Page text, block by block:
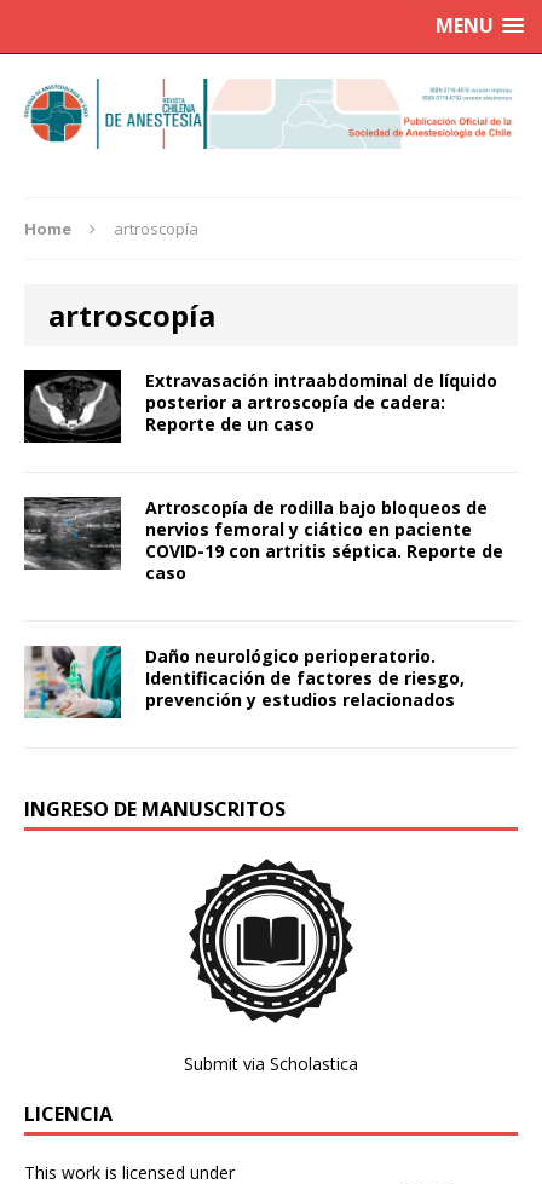
MENU
Home artroscopía
artroscopía
Extravasación intraabdominal de líquido
posterior a artroscopía de cadera:
Reporte de un caso
Artroscopía de rodilla bajo bloqueos de
nervios femoral y ciático en paciente
COVID-19 con artritis séptica. Reporte de
caso
Daño neurológico perioperatorio.
Identificación de factores de riesgo,
prevención y estudios relacionados
INGRESO DE MANUSCRITOS
Submit via Scholastica
LICENCIA
This work is licensed under